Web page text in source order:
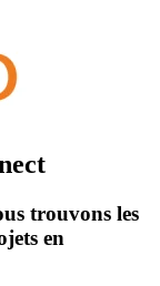
trouvons les
en